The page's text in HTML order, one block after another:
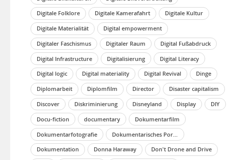
Digitale Folklore
Digitale Kamerafahrt
Digitale Kultur
Digitale Materialität
Digital empowerment
Digitaler Faschismus
Digitaler Raum
Digital Fußabdruck
Digital Infrastructure
Digitalisierung
Digital Literacy
Digital logic
Digital materiality Digital Revival
Dinge
Diplomarbeit
Diplomfilm Director
Disaster capitalism
Discover
Diskriminierung Disneyland Display
DIY
Docu-fiction
documentary
Dokumentarfilm
Dokumentarfotografie
Dokumentation
Donna Haraway
Don't Drone and Drive